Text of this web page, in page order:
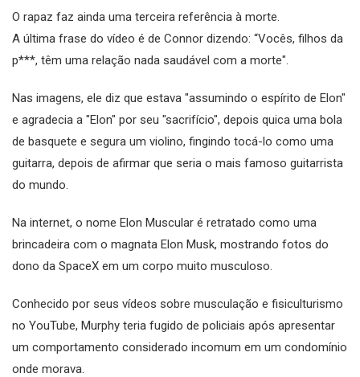
O rapaz faz ainda uma terceira referência à morte.
A última frase do vídeo é de Connor dizendo: “Vocês, filhos da
p***, têm uma relação nada saudável com a morte".
Nas imagens, ele diz que estava "assumindo o espírito de Elon"
e agradecia a "Elon" por seu "sacrifício", depois quica uma bola
de basquete e segura um violino, fingindo tocá-lo como uma
guitarra, depois de afirmar que seria o mais famoso guitarrista
do mundo.
Na internet, o nome Elon Muscular é retratado como uma
brincadeira com o magnata Elon Musk, mostrando fotos do
dono da SpaceX em um corpo muito musculoso.
Conhecido por seus vídeos sobre musculação e fisiculturismo
no YouTube, Murphy teria fugido de policiais após apresentar
um comportamento considerado incomum em um condomínio
onde morava.